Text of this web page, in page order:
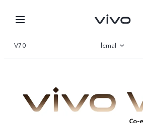
V70 İcmal
Parametr